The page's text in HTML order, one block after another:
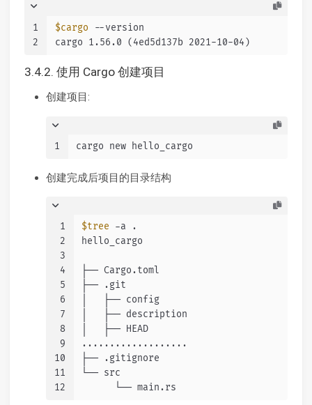
1
2
$cargo --version
cargo 1.56.0 (4ed5d137b 2021-10-04)
3.4.2. 使用 Cargo 创建项目
创建项目:
1 cargo new hello_cargo
创建完成后项目的目录结构
1
2
3
4
5
6
7
8
9
10
11
12
$tree -a .
hello_cargo
├── Cargo.toml
├── .git
│   ├── config
│   ├── description
│   ├── HEAD
...................
├── .gitignore
└── src
      └── main.rs